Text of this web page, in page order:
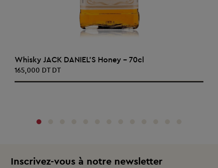
AJOUTER AU PANIER
Whisky JACK DANIEL'S Honey - 70cl
165,000 DT DT
Inscrivez-vous à notre newsletter